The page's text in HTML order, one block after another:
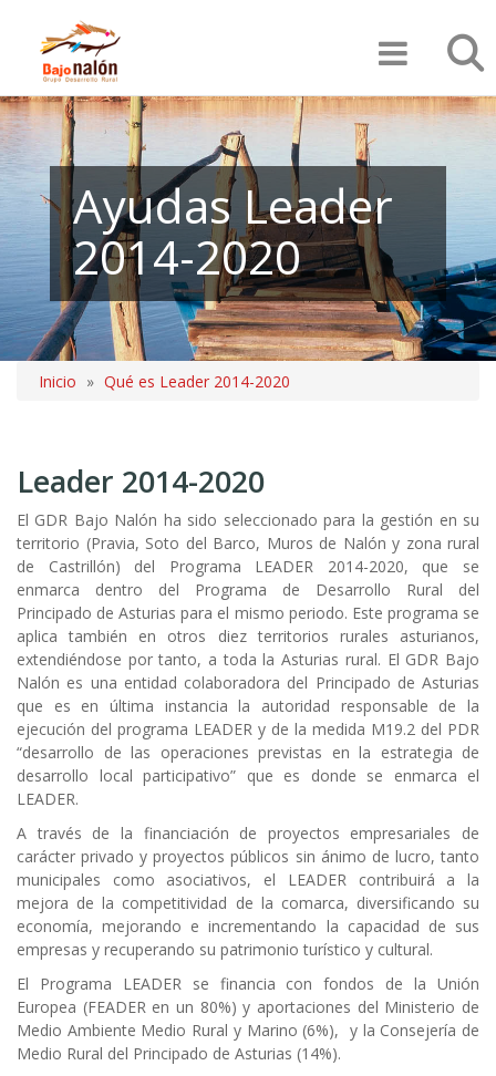
contenido
principal
Ayudas Leader
2014-2020
de
ayuda
a
la
navegación
Inicio Qué es Leader 2014-2020
Leader 2014-2020
El GDR Bajo Nalón ha sido seleccionado para la gestión en su
territorio (Pravia, Soto del Barco, Muros de Nalón y zona rural
de Castrillón) del Programa LEADER 2014-2020, que se
enmarca dentro del Programa de Desarrollo Rural del
Principado de Asturias para el mismo periodo. Este programa se
aplica también en otros diez territorios rurales asturianos,
extendiéndose por tanto, a toda la Asturias rural. El GDR Bajo
Nalón es una entidad colaboradora del Principado de Asturias
que es en última instancia la autoridad responsable de la
ejecución del programa LEADER y de la medida M19.2 del PDR
“desarrollo de las operaciones previstas en la estrategia de
desarrollo local participativo” que es donde se enmarca el
LEADER.
A través de la financiación de proyectos empresariales de
carácter privado y proyectos públicos sin ánimo de lucro, tanto
municipales como asociativos, el LEADER contribuirá a la
mejora de la competitividad de la comarca, diversificando su
economía, mejorando e incrementando la capacidad de sus
empresas y recuperando su patrimonio turístico y cultural.
El Programa LEADER se financia con fondos de la Unión
Europea (FEADER en un 80%) y aportaciones del Ministerio de
Medio Ambiente Medio Rural y Marino (6%), y la Consejería de
Medio Rural del Principado de Asturias (14%).